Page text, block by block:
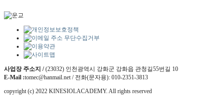
사업장 주소지 /(23032) 인천광역시 강화군 강화읍 관청길55번길 10
E-Mail :tomec@hanmail.net / 전화(문자용): 010-2351-3813
copyright (c) 2022 KINESIOLACADEMY. All rights reserved